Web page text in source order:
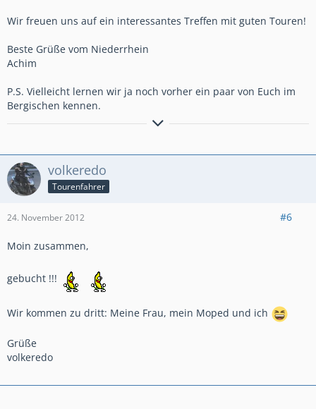
Wir freuen uns auf ein interessantes Treffen mit guten Touren!
Beste Grüße vom Niederrhein
Achim
P.S. Vielleicht lernen wir ja noch vorher ein paar von Euch im
Bergischen kennen.
AT AS Tricolor SD06 klassisch
CT Pearl White klassisch mit 88 Tkm an Sohn abgegeben
volkeredo
Tourenfahrer
24. November 2012 #6
Moin zusammen,
gebucht !!!
Wir kommen zu dritt: Meine Frau, mein Moped und ich
Grüße
volkeredo